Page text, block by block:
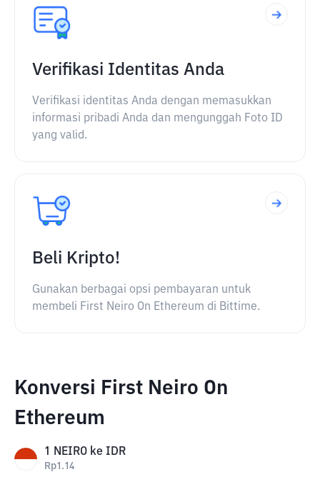
Verifikasi Identitas Anda
Verifikasi identitas Anda dengan memasukkan
informasi pribadi Anda dan mengunggah Foto ID
yang valid.
Beli Kripto!
Gunakan berbagai opsi pembayaran untuk
membeli First Neiro On Ethereum di Bittime.
Konversi First Neiro On
Ethereum
1 NEIRO ke IDR
Rp1.14